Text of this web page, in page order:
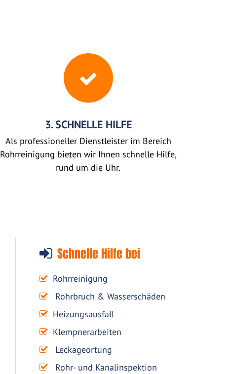
3. SCHNELLE HILFE
Als professioneller Dienstleister im Bereich
Rohrreinigung bieten wir Ihnen schnelle Hilfe,
rund um die Uhr.
Schnelle Hilfe bei
Rohrreinigung
Rohrbruch & Wasserschäden
Heizungsausfall
Klempnerarbeiten
Leckageortung
Rohr- und Kanalinspektion